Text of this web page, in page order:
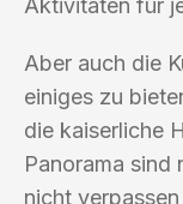
Aktivitäten für
Aber auch die
einiges zu
die kaiserliche
Panorama sind
nicht